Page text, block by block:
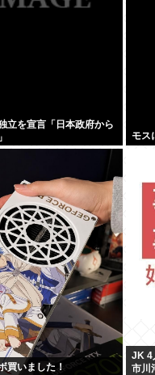
立を宣言「日本政府から
モス
買いました！
JK 4
市川